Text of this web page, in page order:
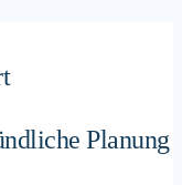
Planung